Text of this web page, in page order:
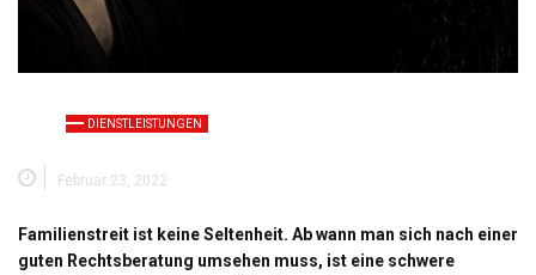
DIENSTLEISTUNGEN
Februar 23, 2022
Familienstreit ist keine Seltenheit. Ab wann man sich nach einer
guten Rechtsberatung umsehen muss, ist eine schwere